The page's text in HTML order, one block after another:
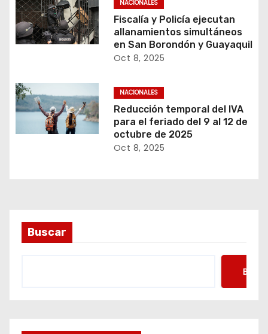
NACIONALES
Fiscalía y Policía ejecutan
allanamientos simultáneos
en San Borondón y Guayaquil
Oct 8, 2025
NACIONALES
Reducción temporal del IVA
para el feriado del 9 al 12 de
octubre de 2025
Oct 8, 2025
Buscar